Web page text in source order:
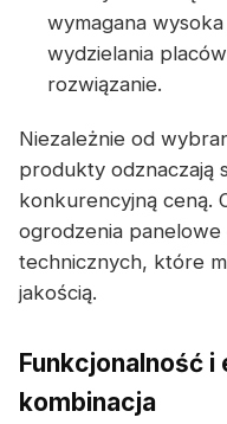
wymagana
wydzielania
rozwiązanie.
Niezależnie od
produkty odznaczają
konkurencyjną ceną.
ogrodzenia
technicznych, które
jakością.
Funkcjonalność i
kombinacja